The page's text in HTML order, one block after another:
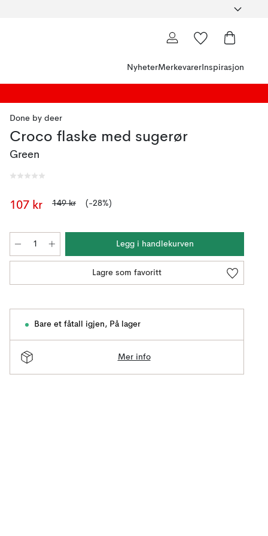
NyheterMerkevarer Inspirasjon
Done by deer
Croco flaske med sugerør
Green
107 kr 149 kr (-28%)
Legg i handlekurven
Lagre som favoritt
Bare et fåtall igjen, På lager
Mer info